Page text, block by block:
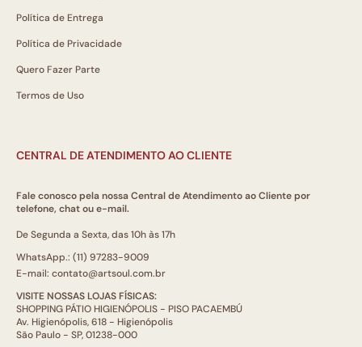
Política de Entrega
Política de Privacidade
Quero Fazer Parte
Termos de Uso
CENTRAL DE ATENDIMENTO AO CLIENTE
Fale conosco pela nossa Central de Atendimento ao Cliente por
telefone, chat ou e-mail.
De Segunda a Sexta, das 10h às 17h
WhatsApp.: (11) 97283-9009
E-mail: contato@artsoul.com.br
VISITE NOSSAS LOJAS FÍSICAS:
SHOPPING PÁTIO HIGIENÓPOLIS - PISO PACAEMBÚ
Av. Higienópolis, 618 - Higienópolis
São Paulo - SP, 01238-000